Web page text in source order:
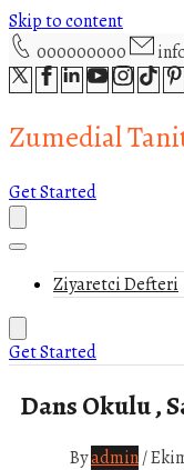
Skip to content
000000000
Zumedial
Get Started
Ziyaretci Defteri
Get Started
Dans Okulu ,
Byadmin/